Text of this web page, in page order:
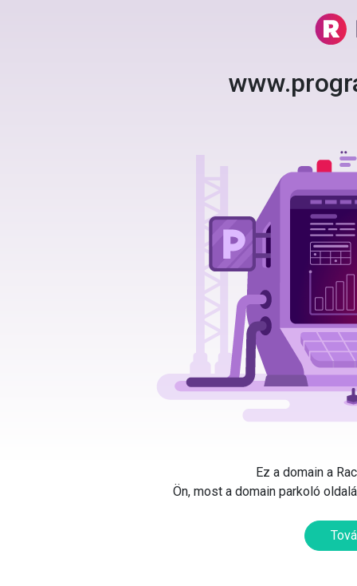
Ez a domain a
Ön, most a domain parkoló